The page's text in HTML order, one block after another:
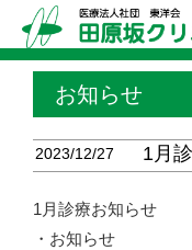
お知らせ
2023/12/27 1月
1月診療お知らせ
・お知らせ